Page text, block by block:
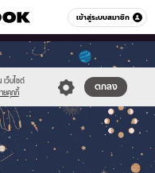
เข้าสู่ระบบสมาชิก
หมวดอื่นๆ
เว็บไซต์
ยคุกกี้
ตกลง